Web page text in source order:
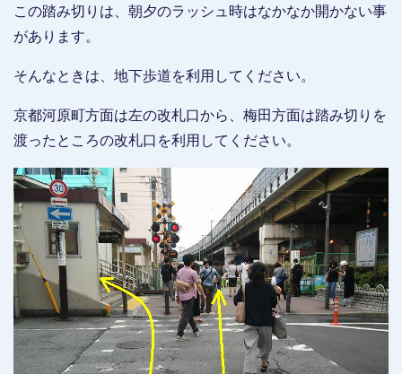
この踏み切りは、朝夕のラッシュ時はなかなか開かない事
があります。
そんなときは、地下歩道を利用してください。
京都河原町方面は左の改札口から、梅田方面は踏み切りを
渡ったところの改札口を利用してください。